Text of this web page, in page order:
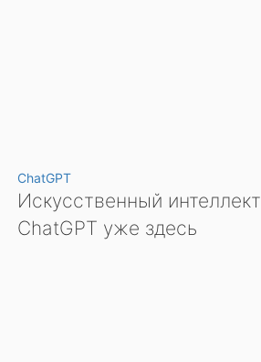
ChatGPT
Искусственный интеллект
ChatGPT уже здесь